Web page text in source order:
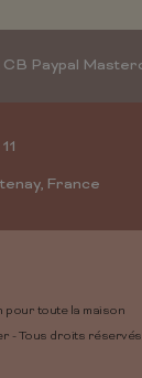
France
pour toute la maison
- Tous droits réservés